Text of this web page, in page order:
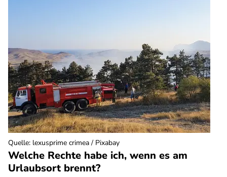
Welche Rechte habe ich, wenn es am
Urlaubsort brennt?
Quelle: lexusprime crimea / Pixabay